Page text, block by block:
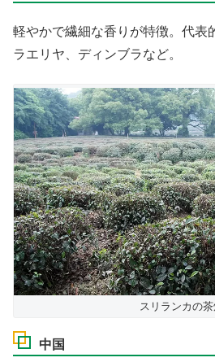
軽やかで繊細な香りが特徴。代表
ラエリヤ、ディンブラなど。
スリランカの茶
中国